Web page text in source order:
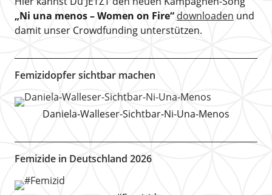
„Ni una menos – Women on Fire“downloaden und
damit unser Crowdfunding unterstützen.
Femizidopfer sichtbar machen
Daniela-Walleser-Sichtbar-Ni-Una-Menos
Femizide in Deutschland 2026